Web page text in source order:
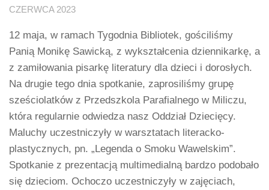
CZERWCA 2023
12 maja, w ramach Tygodnia Bibliotek, gościliśmy
Panią Monikę Sawicką, z wykształcenia dziennikarkę, a
z zamiłowania pisarkę literatury dla dzieci i dorosłych.
Na drugie tego dnia spotkanie, zaprosiliśmy grupę
sześciolatków z Przedszkola Parafialnego w Miliczu,
która regularnie odwiedza nasz Oddział Dziecięcy.
Maluchy uczestniczyły w warsztatach literacko-
plastycznych, pn. „Legenda o Smoku Wawelskim”.
Spotkanie z prezentacją multimedialną bardzo podobało
się dzieciom. Ochoczo uczestniczyły w zajęciach,